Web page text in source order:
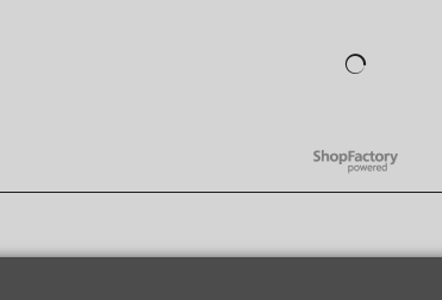
WebShop erstellt mit
ShopFactory Shop